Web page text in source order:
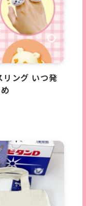
リング いつ発